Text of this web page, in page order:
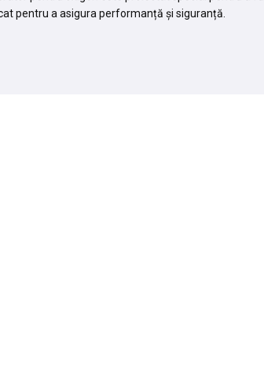
pentru a asigura performanță și siguranță.